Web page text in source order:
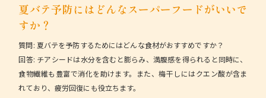
夏バテ予防にはどんなスーパーフードがいいで
すか？
質問: 夏バテを予防するためにはどんな食材がおすすめですか？
回答: チアシードは水分を含むと膨らみ、満腹感を得られると同時に、
食物繊維も豊富で消化を助けます。また、梅干しにはクエン酸が含ま
れており、疲労回復にも役立ちます。